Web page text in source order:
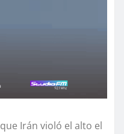
Irán violó el alto el